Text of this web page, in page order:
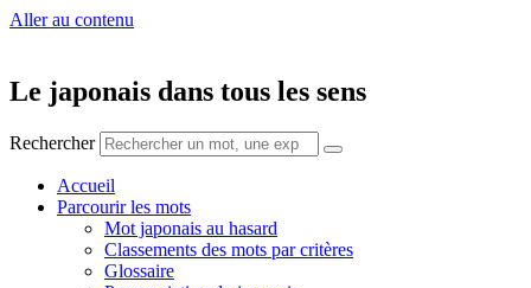
Aller au contenu
Le japonais dans tous les sens
Rechercher
Accueil
Parcourir les mots
Mot japonais au hasard
Classements des mots par critères
Glossaire